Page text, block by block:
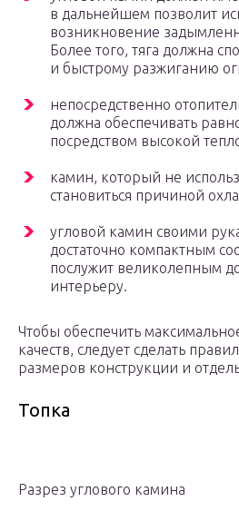
в дальнейшем позволит
возникновение
Более того, тяга должна
и быстрому разжиганию
непосредственно
должна обеспечивать
посредством высокой
камин, который не
становиться причиной
угловой камин своими
достаточно компактным
послужит великолепным
интерьеру.
Чтобы обеспечить
качеств, следует сделать
размеров конструкции и
Топка
Разрез углового камина